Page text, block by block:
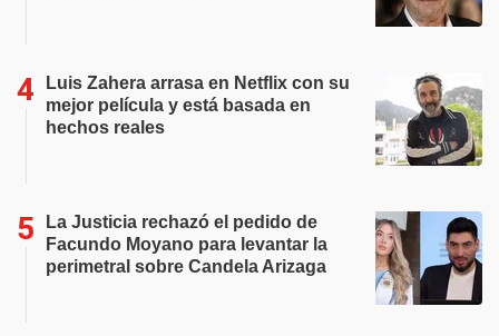
Luis Zahera arrasa en Netflix con su
mejor película y está basada en
hechos reales
La Justicia rechazó el pedido de
Facundo Moyano para levantar la
perimetral sobre Candela Arizaga